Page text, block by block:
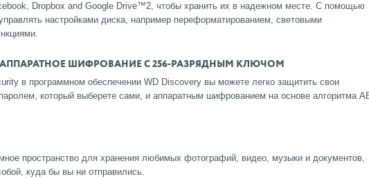
Dropbox and Google Drive™2, чтобы хранить их в надежном месте. С помощью
настройками диска, например переформатированием, световыми
ШИФРОВАНИЕ С 256-РАЗРЯДНЫМ КЛЮЧОМ
в программном обеспечении WD Discovery вы можете легко защитить свои
который выберете сами, и аппаратным шифрованием на основе алгоритма
пространство для хранения любимых фотографий, видео, музыки и документов,
куда бы вы ни отправились.